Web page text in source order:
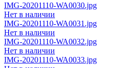
IMG-20201110-WA0030.jpg
Нет в наличии
IMG-20201110-WA0031.jpg
Нет в наличии
IMG-20201110-WA0032.jpg
Нет в наличии
IMG-20201110-WA0033.jpg